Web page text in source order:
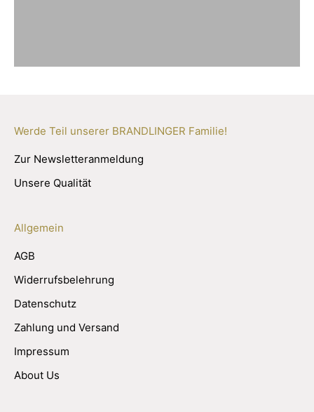
Werde Teil unserer BRANDLINGER Familie!
Zur Newsletteranmeldung
Unsere Qualität
Allgemein
AGB
Widerrufsbelehrung
Datenschutz
Zahlung und Versand
Impressum
About Us